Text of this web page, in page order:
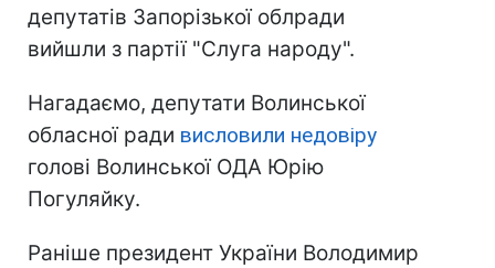
депутатів Запорізької облради
вийшли з партії "Слуга народу".
Нагадаємо, депутати Волинської
обласної ради висловили недовіру
голові Волинської ОДА Юрію
Погуляйку.
Раніше президент України Володимир